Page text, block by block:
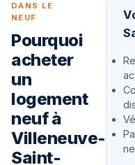
DANS LE
NEUF
Pourquoi
acheter
un
logement
neuf à
Villeneuve-
Saint-